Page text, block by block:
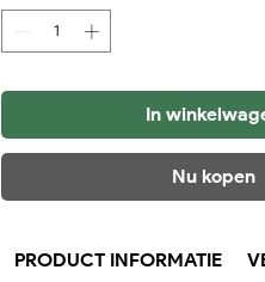
In
Nu kopen
PRODUCT INFORMATIE